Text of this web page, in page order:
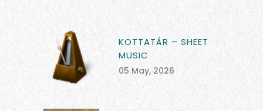
KOTTATÁR – SHEET
MUSIC
05 May, 2026